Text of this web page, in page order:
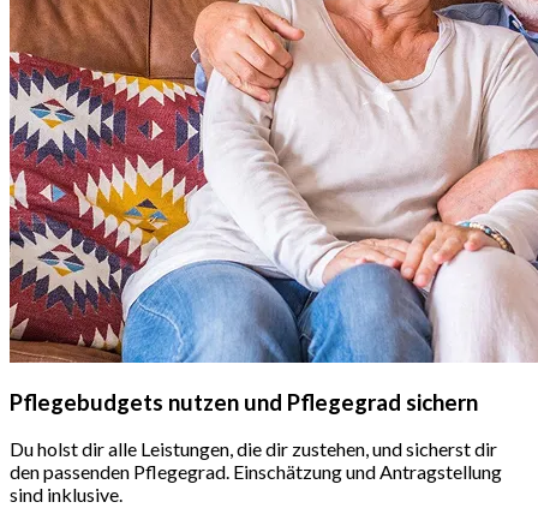
Pflegebudgets nutzen und Pflegegrad sichern
Du holst dir alle Leistungen, die dir zustehen, und sicherst dir
den passenden Pflegegrad. Einschätzung und Antragstellung
sind inklusive.